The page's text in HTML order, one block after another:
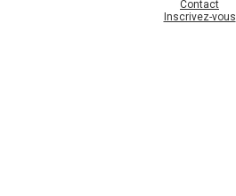
Contact
Inscrivez-vous